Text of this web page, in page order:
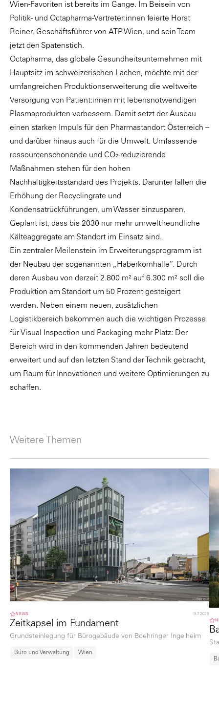
Wien-Favoriten ist bereits im Gange. Im Beisein von
Politik- und Octapharma-Vertreter:innen feierte Horst
Reiner, Geschäftsführer von ATP Wien, und sein Team
jetzt den Spatenstich.
Octapharma, das globale Gesundheitsunternehmen mit
Hauptsitz im schweizerischen Lachen, möchte mit der
umfangreichen Produktionserweiterung die weltweite
Versorgung von Patient:innen mit lebensnotwendigen
Plasmaprodukten verbessern. Damit setzt der Ausbau
einen starken Impuls für den Pharmastandort Österreich –
und darüber hinaus auch für die Umwelt. Umfassende
ressourcenschonende und CO₂-reduzierende
Maßnahmen stehen für den hohen
Nachhaltigkeitsstandard des Projekts. Darunter fallen die
Erhöhung der Recyclingrate und
Kondensatrückführungen, um Wasser einzusparen.
Geplant ist, dass bis 2030 nur mehr umweltfreundliche
Kälteaggregate am Standort im Einsatz sind.
Ein zentraler Meilenstein im Erweiterungsprogramm ist
der Neubau der sogenannten „Haberkornhalle“. Durch
deren Ausbau von derzeit 2.800 m² auf 6.300 m² soll die
Produktion am Standort um 50 Prozent gesteigert
werden. Neben einem neuen, zusätzlichen
Logistikbereich bekommen auch die wichtigen Prozesse
für Visual Inspection und Packaging mehr Platz: Der
Bereich wird in den kommenden Jahren bedeutend
erweitert und auf den letzten Stand der Technik gebracht,
um Raum für Innovationen und weitere Optimierungen zu
schaffen.
Weitere Themen
NEWS 9.7.2026
Zeitkapsel im Fundament
Grundsteinlegung für Bürogebäude von Boehringer Ingelheim
Büro und Verwaltung Wien